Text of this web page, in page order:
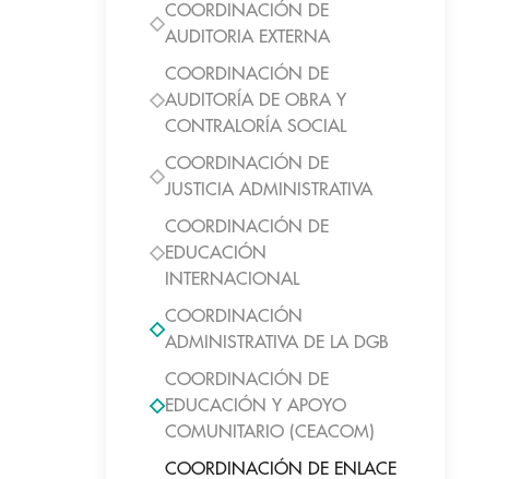
COORDINACIÓN DE
AUDITORIA EXTERNA
COORDINACIÓN DE
AUDITORÍA DE OBRA Y
CONTRALORÍA SOCIAL
COORDINACIÓN DE
JUSTICIA ADMINISTRATIVA
COORDINACIÓN DE
EDUCACIÓN
INTERNACIONAL
COORDINACIÓN
ADMINISTRATIVA DE LA DGB
COORDINACIÓN DE
EDUCACIÓN Y APOYO
COMUNITARIO (CEACOM)
COORDINACIÓN DE ENLACE